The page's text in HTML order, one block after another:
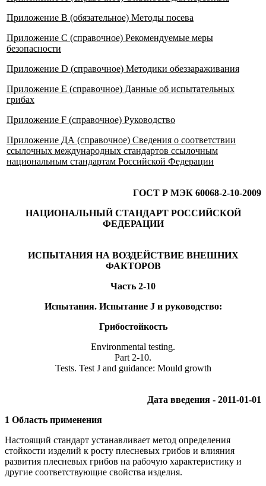
Приложение В (обязательное) Методы посева
Приложение С (справочное) Рекомендуемые меры
безопасности
Приложение D (справочное) Методики обеззараживания
Приложение Е (справочное) Данные об испытательных
грибах
Приложение F (справочное) Руководство
Приложение ДА (справочное) Сведения о соответствии
ссылочных международных стандартов ссылочным
национальным стандартам Российской Федерации
ГОСТ Р МЭК 60068-2-10-2009
НАЦИОНАЛЬНЫЙ СТАНДАРТ РОССИЙСКОЙ
ФЕДЕРАЦИИ
ИСПЫТАНИЯ НА ВОЗДЕЙСТВИЕ ВНЕШНИХ
ФАКТОРОВ
Часть 2-10
Испытания. Испытание J и руководство:
Грибостойкость
Environmental testing.
Part 2-10.
Tests. Test J and guidance: Mould growth
Дата введения - 2011-01-01
1 Область применения
Настоящий стандарт устанавливает метод определения
стойкости изделий к росту плесневых грибов и влияния
развития плесневых грибов на рабочую характеристику и
другие соответствующие свойства изделия.